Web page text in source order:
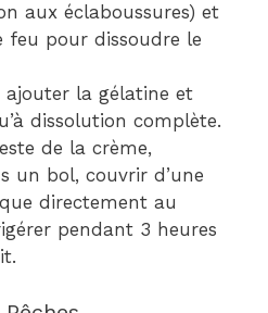
aux éclaboussures) et
feu pour dissoudre le
ajouter la gélatine et
dissolution complète.
de la crème,
un bol, couvrir d’une
directement au
pendant 3 heures